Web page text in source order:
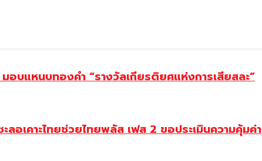
บแหนบทองคำ “รางวัลเกียรติยศแห่งการเสียสละ”
เคาะไทยช่วยไทยพลัส เฟส 2 ขอประเมินความคุ้มค่า